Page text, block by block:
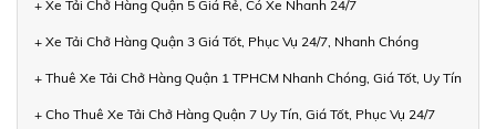
+ Xe Tải Chở Hàng Quận 5 Giá Rẻ, Có Xe Nhanh 24/7
+ Xe Tải Chở Hàng Quận 3 Giá Tốt, Phục Vụ 24/7, Nhanh Chóng
+ Thuê Xe Tải Chở Hàng Quận 1 TPHCM Nhanh Chóng, Giá Tốt, Uy Tín
+ Cho Thuê Xe Tải Chở Hàng Quận 7 Uy Tín, Giá Tốt, Phục Vụ 24/7